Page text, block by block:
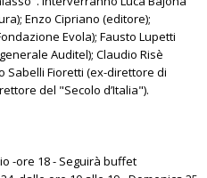
Enzo Cipriano (editore);
Evola); Fausto Lupetti
Auditel); Claudio Risè
Sabelli Fioretti (ex-direttore di
del "Secolo d’Italia").
-ore 18 - Seguirà buffet